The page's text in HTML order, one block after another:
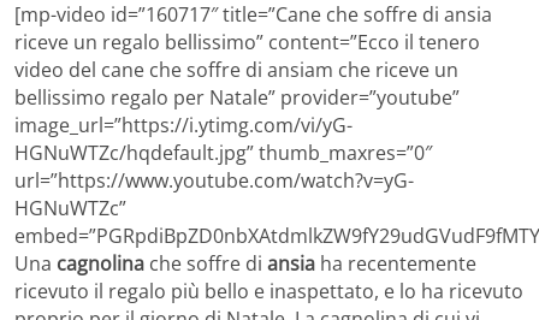
[mp-video id=”160717″ title=”Cane che soffre di ansia
riceve un regalo bellissimo” content=”Ecco il tenero
video del cane che soffre di ansiam che riceve un
bellissimo regalo per Natale” provider=”youtube”
image_url=”https://i.ytimg.com/vi/yG-
HGNuWTZc/hqdefault.jpg” thumb_maxres=”0″
url=”https://www.youtube.com/watch?v=yG-
HGNuWTZc”
Una cagnolina che soffre di ansia ha recentemente
ricevuto il regalo più bello e inaspettato, e lo ha ricevuto